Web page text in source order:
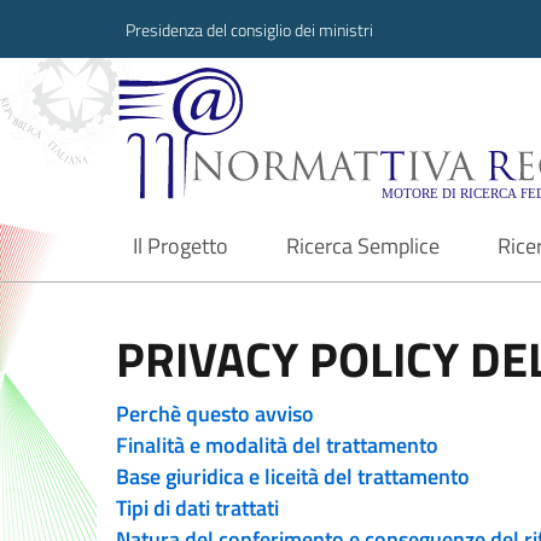
Presidenza del consiglio dei ministri
Normattiva
Il Progetto
current Ricerca Semplice
PRIVACY POLICY
Perchè questo avviso
Finalità e modalità del trattamento
Base giuridica e liceità del trattamento
Tipi di dati trattati